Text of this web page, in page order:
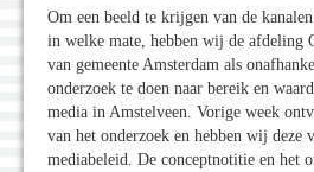
Om een beeld te krijgen van de
in welke mate, hebben wij de afdeling
van gemeente Amsterdam als
onderzoek te doen naar bereik en
media in Amstelveen. Vorige week
van het onderzoek en hebben wij deze
mediabeleid. De conceptnotitie en het